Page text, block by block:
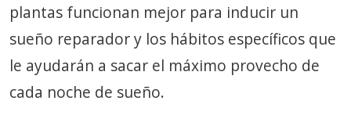
plantas funcionan mejor para inducir un
sueño reparador y los hábitos específicos que
le ayudarán a sacar el máximo provecho de
cada noche de sueño.